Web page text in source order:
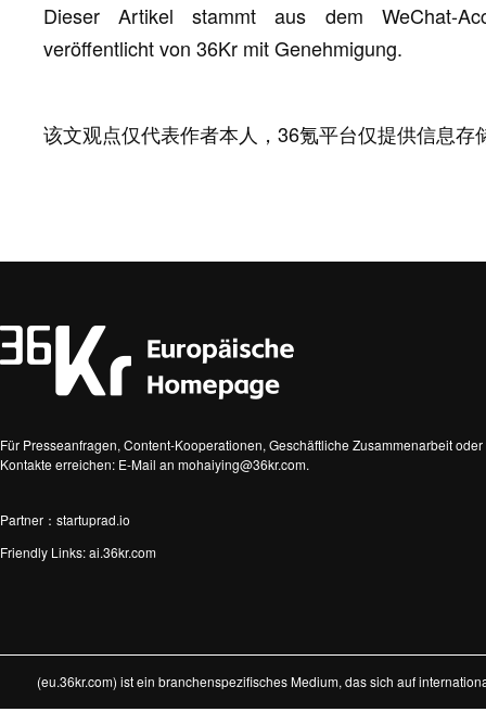
Dieser Artikel stammt aus dem WeChat-
veröffentlicht von 36Kr mit Genehmigung.
该文观点仅代表作者本人，36氪平台仅提供信息存
Für Presseanfragen, Content-Kooperationen, Geschäftliche Zusammenarbeit
Kontakte erreichen: E-Mail an mohaiying@36kr.com.
Partner：startuprad.io
Friendly Links:ai.36kr.com
(eu.36kr.com) ist ein branchenspezifisches Medium, das sich auf